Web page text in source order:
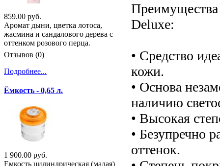
Deluxe:
• Средство
кожи.
• Основа
наличию
• Высокая
• Безупречно
оттенок.
859.00 руб.
Аромат дыни, цветка лотоса,
жасмина и сандалового дерева с
оттенком розового перца.
Отзывов (0)
Подробнее...
Ёмкость - 0,65 л.
1 900.00 руб.
Емкость цилиндрическая (малая)